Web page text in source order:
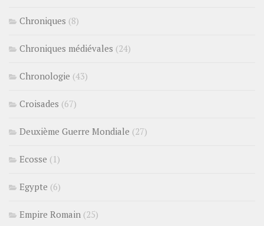
Chroniques (8)
Chroniques médiévales (24)
Chronologie (43)
Croisades (67)
Deuxième Guerre Mondiale (27)
Ecosse (1)
Egypte (6)
Empire Romain (25)